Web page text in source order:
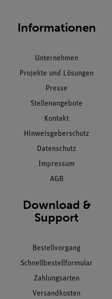
Informationen
Unternehmen
Projekte und Lösungen
Presse
Stellenangebote
Kontakt
Hinweisgeberschutz
Datenschutz
Impressum
AGB
Download &
Support
Bestellvorgang
Schnellbestellformular
Zahlungsarten
Versandkosten